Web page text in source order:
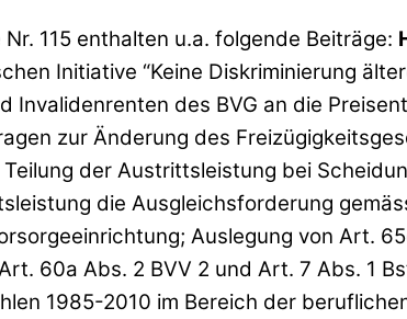
115 enthalten u.a. folgende Beiträge:
Initiative “Keine Diskriminierung
des BVG an die
zur Änderung des
Teilung der Austrittsleistung bei
die Ausgleichsforderung
Auslegung von Art.
60a Abs. 2 BVV 2 und Art. 7 Abs. 1
1985-2010 im Bereich der